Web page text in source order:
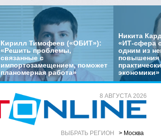
Кирилл Тимофеев («ОБИТ»):
«Решить проблемы,
связанные с
импортозамещением, поможет
планомерная работа»
Никита
«ИТ-сфера
одним из
повышения
экономики»
8 АВГУСТА 2026
ВЫБРАТЬ РЕГИОН > Москва